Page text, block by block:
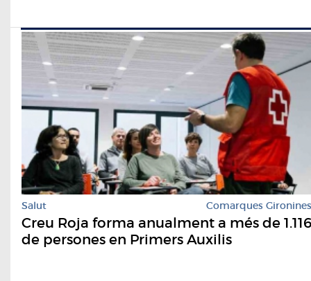
Salut Comarques Gironines
Creu Roja forma anualment a més de 1.116
de persones en Primers Auxilis